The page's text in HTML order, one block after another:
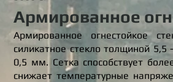
Армированное
Армированное огнестойкое
силикатное стекло толщиной
0,5 мм. Сетка способствует
снижает температурные